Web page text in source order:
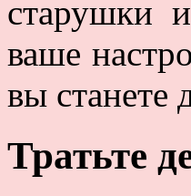
старушки
ваше
вы станете
Тратьте